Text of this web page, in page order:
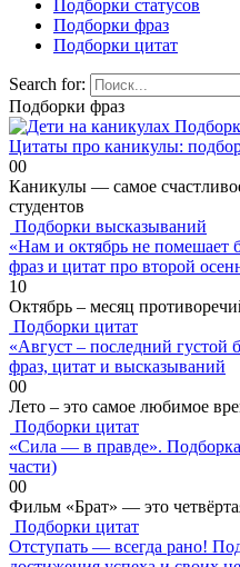
Подборки статусов
Подборки фраз
Подборки цитат
Search for:
Подборки фраз
Цитаты про каникулы:
00
Каникулы — самое
студентов
Подборки высказываний
«Нам и октябрь не
фраз и цитат про второй
10
Октябрь – месяц
Подборки цитат
«Август – последний густой
фраз, цитат и высказываний
00
Лето – это самое любимое
Подборки цитат
«Сила — в правде».
части)
00
Фильм «Брат» — это
Подборки цитат
Отступать — всегда рано!